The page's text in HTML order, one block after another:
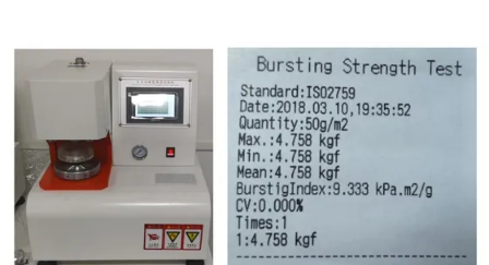
PRIVACY